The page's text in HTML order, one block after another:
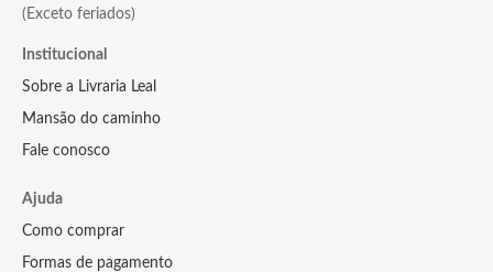
(Exceto feriados)
Institucional
Sobre a Livraria Leal
Mansão do caminho
Fale conosco
Ajuda
Como comprar
Formas de pagamento